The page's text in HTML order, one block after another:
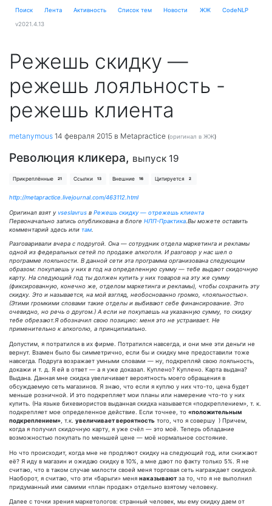
Поиск Лента Активность Cписок тем Новости ЖЖ CodeNLP
v2021.4.13
Режешь скидку —
режешь лояльность -
режешь клиента
metanymous 14 февраля 2015 в Metapractice (оригинал в ЖЖ)
Революция кликера, выпуск 19
Прикреплённые 21 Ссылки 13 Внешние 16 Цитируется 2
http://metapractice.livejournal.com/463112.html
Оригинал взят у vseslavrus в Режешь скидку — отрежешь клиента
Первоначально запись опубликована в блоге НЛП-Практика .Вы можете оставить
комментарий здесь или там
Разговаривали вчера с подругой. Она — сотрудник отдела маркетинга и рекламы
одной из федеральных сетей по продаже алкоголя. И разговор у нас шел о
программе лояльности. В данной сети эта программа организована следующим
образом: покупаешь у них в год на определенную сумму — тебе выдают скидочную
карту. На следующий год ты должен купить у них товаров на эту же сумму
(фиксированную, конечно же, отделом маркетинга и рекламы), чтобы сохранить эту
скидку. Это и называется, на мой взгляд, необоснованно громко, «лояльностью».
(Этими громкими словами такие отделы и выбивают себе финансирование. Это
очевидно, но речь о другом.) А если не покупаешь на указанную сумму, то скидку
тебе обрезают.Я обозначил свою позицию: меня это не устраивает. Не
применительно к алкоголю, а принципиально.
Допустим, я потратился в их фирме. Потратился навсегда, и они мне эти деньги не
вернут. Взамен было бы симметрично, если бы и скидку мне предоставили тоже
навсегда. Подруга возражает умными словами — ну, подкрепляй свою лояльность,
докажи и т. д. Я ей в ответ — а я уже доказал. Куплено? Куплено. Карта выдана?
Выдана. Данная мне скидка увеличивает вероятность моего обращения в
обсуждаемую сеть магазинов. Я знаю, что если я куплю у них что-то, цена будет
меньше розничной. И это подкрепляет мои планы или намерение что-то у них
купить. (На языке бихевиористов выданная скидка называется «подкреплением», т. к.
подкрепляет мое определенное действие. Если точнее, то «положительным
подкреплением» , т.к. увеличивает вероятность того, что я совершу ) Причем,
когда я получил скидочную карту, я уже счёл — это моё. Теперь обладание
возможностью покупать по меньшей цене — моё нормальное состояние.
Но что происходит, когда мне не продляют скидку на следующий год, или снижают
её? Я иду в магазин и ожидаю скидку в 10%, а мне дают по факту только 5%. Я не
считаю, что в таком случае милости своей меня торговая сеть награждает скидкой.
Наоборот, я считаю, что эти «барыги» меня наказывают за то, что я не выполнил
придуманный ими самими «план продаж» отдельно взятому человеку.
Далее с точки зрения маркетологов: странный человек, мы ему скидку даем от